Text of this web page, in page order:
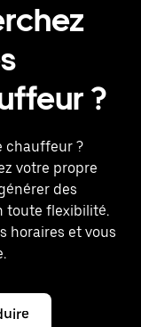
?
chauffeur ?
votre propre
des
toute flexibilité.
horaires et vous